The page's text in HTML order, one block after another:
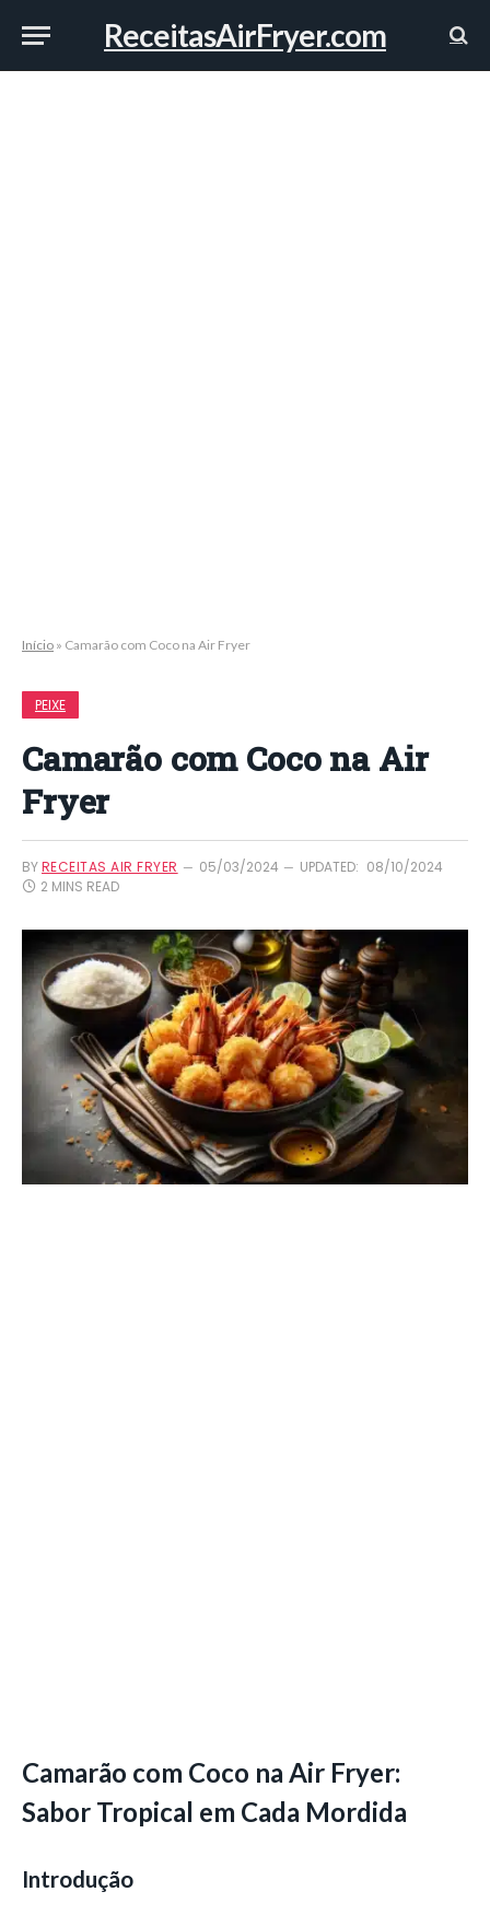
ReceitasAirFryer.com
Início » Camarão com Coco na Air Fryer
PEIXE
Camarão com Coco na Air
Fryer
BYRECEITAS AIR FRYER 05/03/2024 UPDATED: 08/10/2024
2 MINS READ
Camarão com Coco na Air Fryer:
Sabor Tropical em Cada Mordida
Introdução